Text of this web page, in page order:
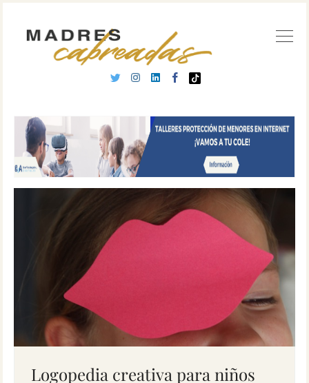
Buscar
Logopedia creativa para niños